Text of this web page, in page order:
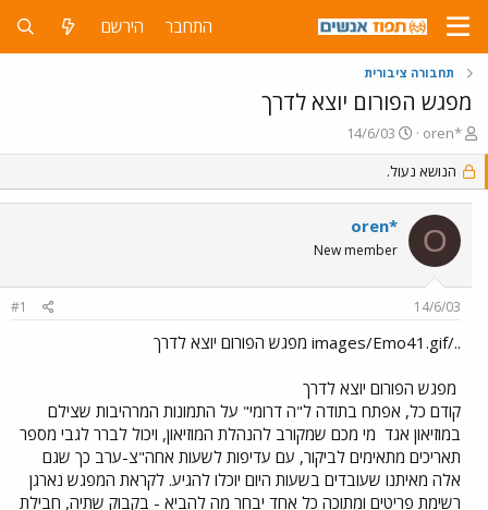
התחבר הירשם
תחבורה ציבורית
מפגש הפורום יוצא לדרך
פ
ו
ת
ח
נ
ו
א
oren*
פ
ו
ר
ס
ב
ת
ר
14/6/03
הנושא נעול.
O
oren*
New member
14/6/03
#1
../images/Emo41.gif מפגש הפורום יוצא לדרך
מפגש הפורום יוצא לדרך
קודם כל, אפתח בתודה ל"ה דרומי" על התמונות המרהיבות שצילם
במוזיאון אגד מי מכם שמקורב להנהלת המוזיאון, ויכול לברר לגבי מספר
תאריכים מתאימים לביקור, עם עדיפות לשעות אחה"צ-ערב כך שגם
אלה מאיתנו שעובדים בשעות היום יוכלו להגיע. לקראת המפגש נארגן
רשימת פריטים ומתוכה כל אחד יבחר מה להביא - בקבוק שתיה, חבילת